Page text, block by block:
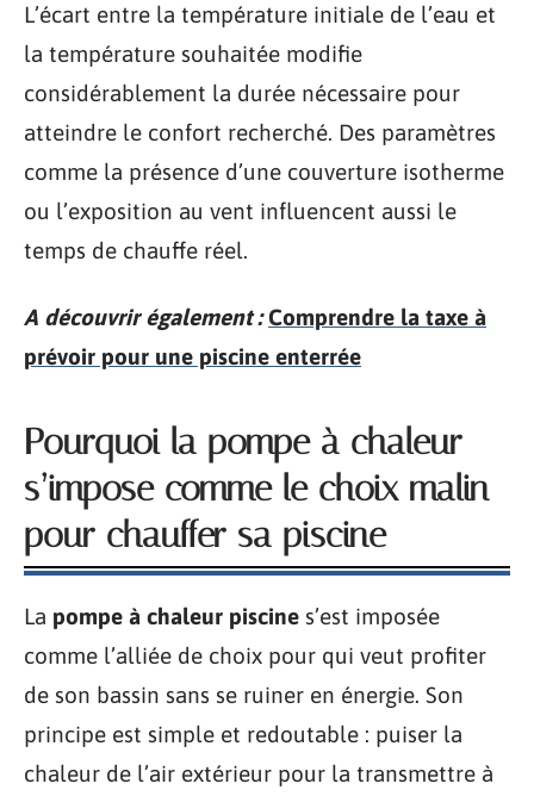
L’écart entre la température initiale de l’eau et
la température souhaitée modifie
considérablement la durée nécessaire pour
atteindre le confort recherché. Des paramètres
comme la présence d’une couverture isotherme
ou l’exposition au vent influencent aussi le
temps de chauffe réel.
A découvrir également : Comprendre la taxe à
prévoir pour une piscine enterrée
Pourquoi la pompe à chaleur
s’impose comme le choix malin
pour chauffer sa piscine
La pompe à chaleur piscine s’est imposée
comme l’alliée de choix pour qui veut profiter
de son bassin sans se ruiner en énergie. Son
principe est simple et redoutable : puiser la
chaleur de l’air extérieur pour la transmettre à